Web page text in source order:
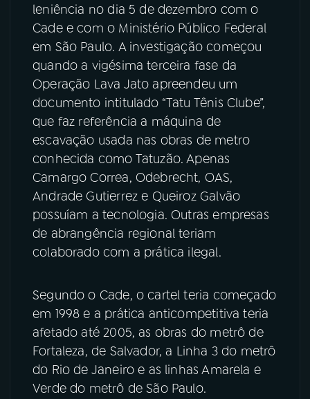
leniência no dia 5 de dezembro com o
Cade e com o Ministério Público Federal
em São Paulo. A investigação começou
quando a vigésima terceira fase da
Operação Lava Jato apreendeu um
documento intitulado “Tatu Tênis Clube”,
que faz referência a máquina de
escavação usada nas obras de metro
conhecida como Tatuzão. Apenas
Camargo Correa, Odebrecht, OAS,
Andrade Gutierrez e Queiroz Galvão
possuíam a tecnologia. Outras empresas
de abrangência regional teriam
colaborado com a prática ilegal.
Segundo o Cade, o cartel teria começado
em 1998 e a prática anticompetitiva teria
afetado até 2005, as obras do metrô de
Fortaleza, de Salvador, a Linha 3 do metrô
do Rio de Janeiro e as linhas Amarela e
Verde do metrô de São Paulo.